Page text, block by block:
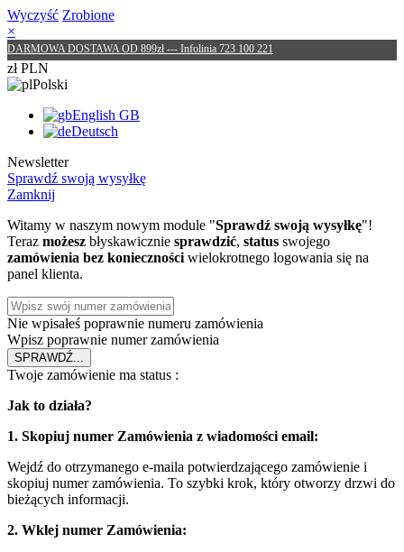
Wyczyść Zrobione
×
DARMOWA DOSTAWA OD 899zł --- Infolinia 723 100 221
zł PLN
Polski
English GB
Deutsch
Newsletter
Sprawdź swoją wysyłkę
Zamknij
Witamy w naszym nowym module "Sprawdź swoją wysyłkę"!
Teraz możesz błyskawicznie sprawdzić, status swojego
zamówienia bez konieczności wielokrotnego logowania się na
panel klienta.
Nie wpisałeś poprawnie numeru zamówienia
Wpisz poprawnie numer zamówienia
SPRAWDŹ...
Twoje zamówienie ma status :
Jak to działa?
1. Skopiuj numer Zamówienia z wiadomości email:
Wejdź do otrzymanego e-maila potwierdzającego zamówienie i
skopiuj numer zamówienia. To szybki krok, który otworzy drzwi do
bieżących informacji.
2. Wklej numer Zamówienia: